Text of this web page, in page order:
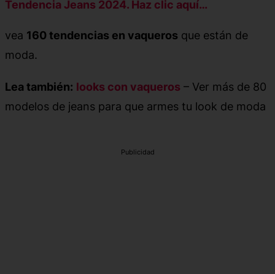
Tendencia Jeans 2024. Haz clic aquí…
vea 160 tendencias en vaqueros que están de
moda.
Lea también: looks con vaqueros – Ver más de 80
modelos de jeans para que armes tu look de moda
Publicidad